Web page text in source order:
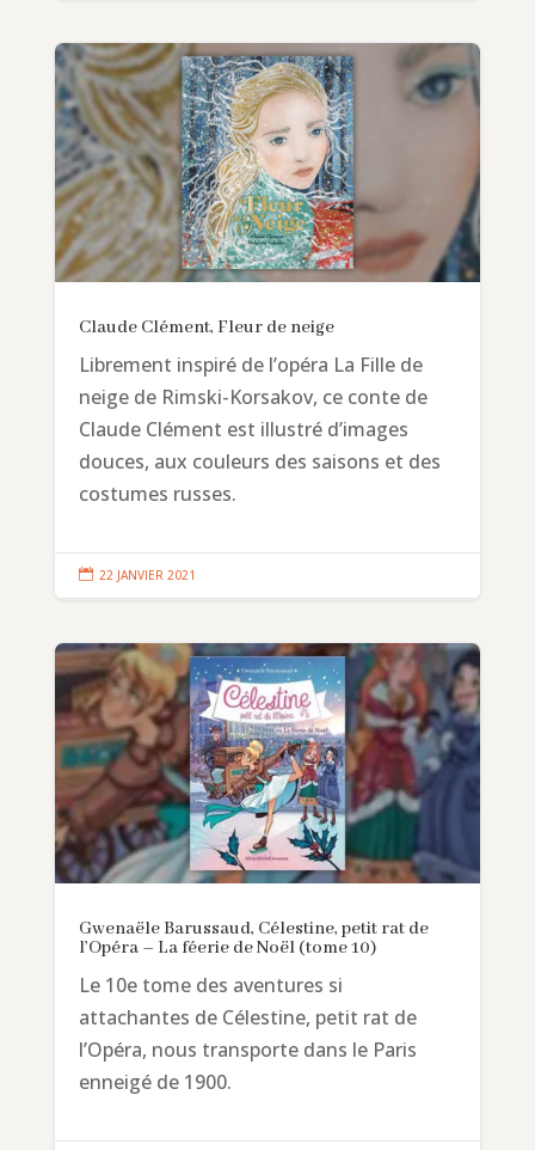
Claude Clément, Fleur de neige
Librement inspiré de l’opéra La Fille de
neige de Rimski-Korsakov, ce conte de
Claude Clément est illustré d’images
douces, aux couleurs des saisons et des
costumes russes.
 22 JANVIER 2021
Gwenaële Barussaud, Célestine, petit rat de
l’Opéra – La féerie de Noël (tome 10)
Le 10e tome des aventures si
attachantes de Célestine, petit rat de
l’Opéra, nous transporte dans le Paris
enneigé de 1900.